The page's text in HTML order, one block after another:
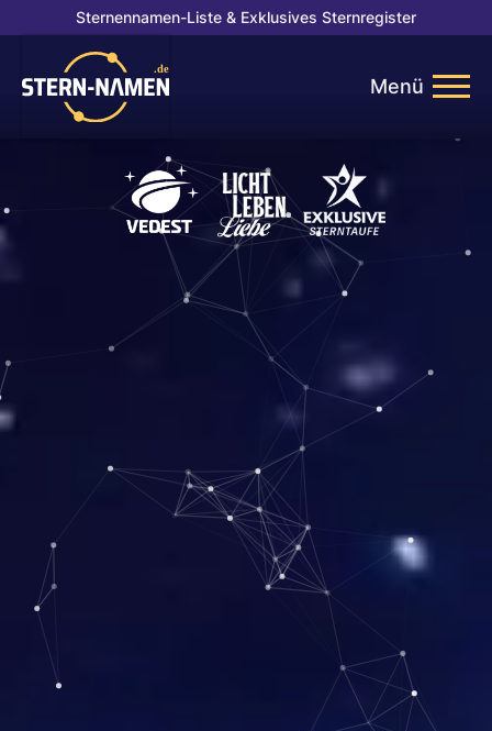
Sternennamen-Liste & Exklusives Sternregister
Menü